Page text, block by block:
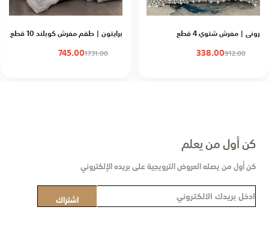
روني | مفرش شتوي 4 قطع
338.00912.00
برايتون | طقم مفرش كوبلند 10 قطع
745.001731.00
كن أول من يعلم
كن أول من يصله العروض الترويجية على بريده الإلكتروني
س
ج
اشتراك